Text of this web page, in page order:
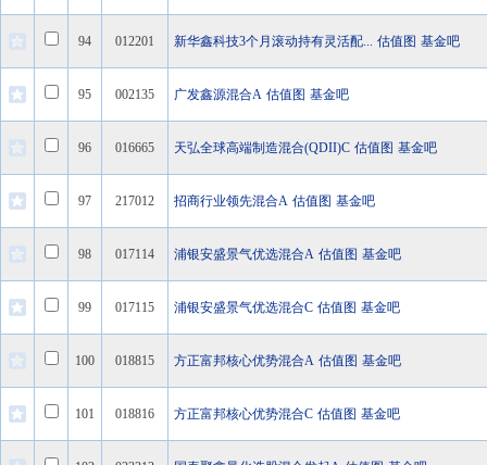
94 012201 新华鑫科技3个月滚动持有灵活配... 估值图 基金吧
95 002135 广发鑫源混合A 估值图 基金吧
96 016665 天弘全球高端制造混合(QDII)C 估值图 基金吧
97 217012 招商行业领先混合A 估值图 基金吧
98 017114 浦银安盛景气优选混合A 估值图 基金吧
99 017115 浦银安盛景气优选混合C 估值图 基金吧
100 018815 方正富邦核心优势混合A 估值图 基金吧
101 018816 方正富邦核心优势混合C 估值图 基金吧